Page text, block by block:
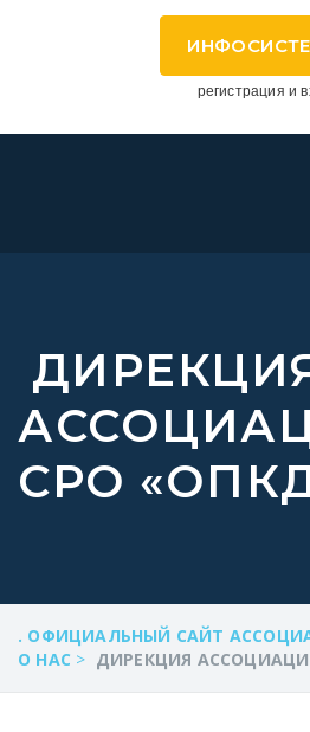
регистрация и
СРО
. ОФИЦИАЛЬНЫЙ САЙТ
О НАС > ДИРЕКЦИЯ